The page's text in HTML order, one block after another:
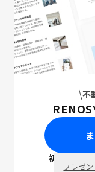
不
初回面談で
プレゼ